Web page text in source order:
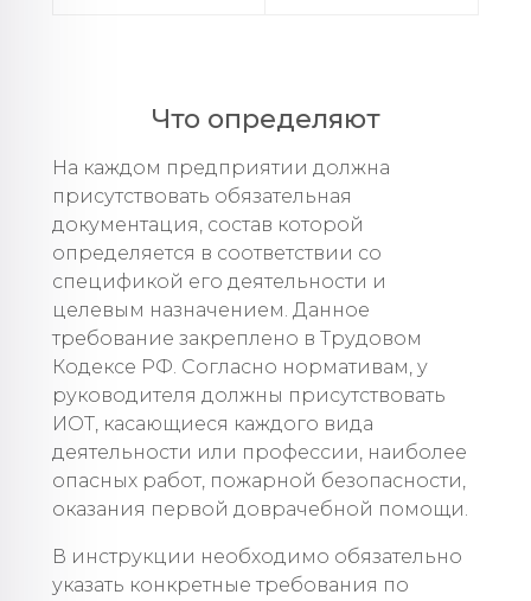
Что определяют
На каждом предприятии должна
присутствовать обязательная
документация, состав которой
определяется в соответствии со
спецификой его деятельности и
целевым назначением. Данное
требование закреплено в Трудовом
Кодексе РФ. Согласно нормативам, у
руководителя должны присутствовать
ИОТ, касающиеся каждого вида
деятельности или профессии, наиболее
опасных работ, пожарной безопасности,
оказания первой доврачебной помощи.
В инструкции необходимо обязательно
указать конкретные требования по